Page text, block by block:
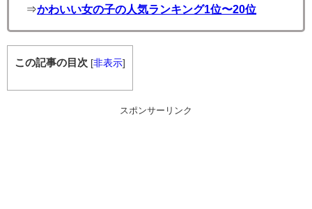
⇒かわいい女の子の人気ランキング1位〜20位
この記事の目次 [非表示]
スポンサーリンク